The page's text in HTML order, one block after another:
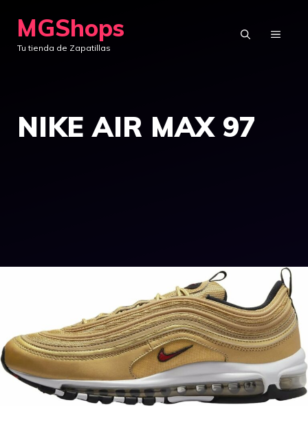
contenido
MGShops
Tu tienda de Zapatillas
MENÚ
NIKE AIR MAX 97